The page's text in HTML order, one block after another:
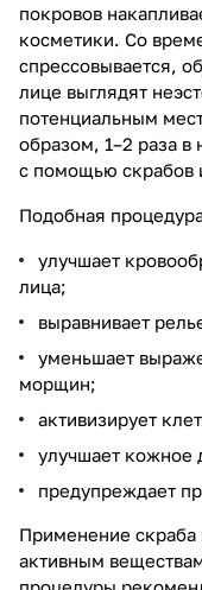
покровов
косметики. Со
спрессовывается,
лице выглядят
потенциальным
образом, 1–2 раза
с помощью скрабов
Подобная
улучшает
лица;
выравнивает
уменьшает
морщин;
активизирует
улучшает кожное
предупреждает
Применение скраба
активным